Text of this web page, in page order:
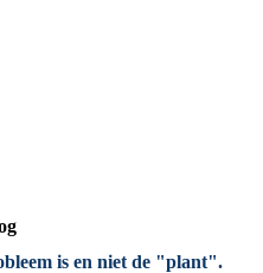
is en niet de "plant".